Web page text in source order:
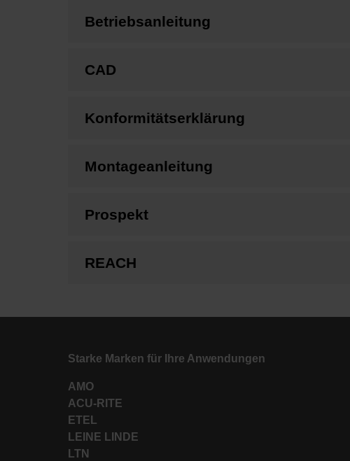
Betriebsanleitung
CAD
Konformitätserklärung
Montageanleitung
Prospekt
REACH
Starke Marken für Ihre Anwendungen
AMO
ACU-RITE
ETEL
LEINE LINDE
LTN